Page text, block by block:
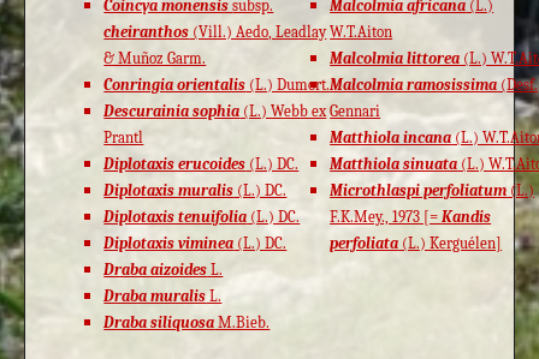
Coincya monensissubsp.
cheiranthos (Vill.) Aedo, Leadlay
& Muñoz Garm.
Conringia orientalis (L.) Dumort.
Descurainia sophia (L.) Webb ex
Prantl
Diplotaxis erucoides (L.) DC.
Diplotaxis muralis (L.) DC.
Diplotaxis tenuifolia (L.) DC.
Diplotaxis viminea (L.) DC.
Draba aizoides L.
Draba muralis L.
Draba siliquosa M.Bieb.
Malcolmia africana (L.)
W.T.Aiton
Malcolmia littorea (L.)
Malcolmia ramosissima
Gennari
Matthiola incana (L.)
Matthiola sinuata (L.)
Microthlaspi perfoliatum (L.)
F.K.Mey., 1973 [= Kandis
perfoliata (L.) Kerguélen]